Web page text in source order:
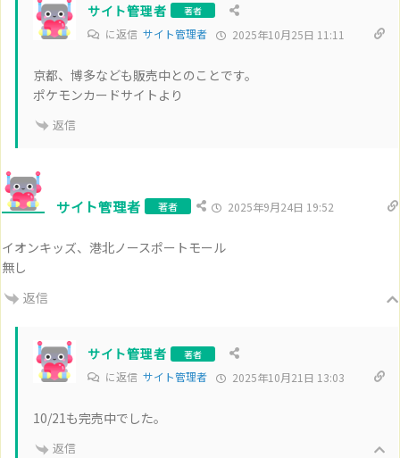
サイト管理者 著者
に返信 サイト管理者 2025年10月25日 11:11
京都、博多なども販売中とのことです。
ポケモンカードサイトより
返信
サイト管理者 著者 2025年9月24日 19:52
イオンキッズ、港北ノースポートモール
無し
返信
サイト管理者 著者
に返信 サイト管理者 2025年10月21日 13:03
10/21も完売中でした。
返信